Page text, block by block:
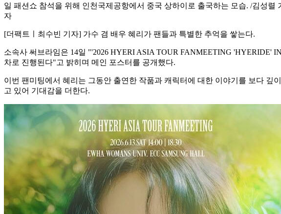
일 패션쇼 참석을 위해 인천국제공항에서 중국 상하이로 출국하는 모습. /김성렬
자
[더팩트ㅣ최수빈 기자] 가수 겸 배우 혜리가 팬들과 특별한 추억을 쌓는다.
소속사 써브라임은 14일 "'2026 HYERI ASIA TOUR FANMEETING 'HYERIDE'
차로 진행된다"고 밝히며 메인 포스터를 공개했다.
이번 팬미팅에서 혜리는 그동안 출연한 작품과 캐릭터에 대한 이야기를 보다
고 있어 기대감을 더한다.